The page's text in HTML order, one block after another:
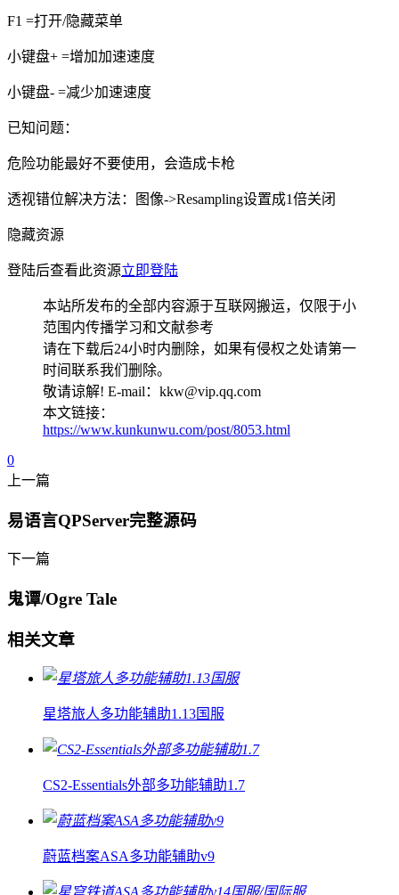
F1 =打开/隐藏菜单
小键盘+ =增加加速速度
小键盘- =减少加速速度
已知问题：
危险功能最好不要使用，会造成卡枪
透视错位解决方法：图像->Resampling设置成1倍关闭
隐藏资源
登陆后查看此资源立即登陆
本站所发布的全部内容源于互联网搬运，仅限于小
范围内传播学习和文献参考
请在下载后24小时内删除，如果有侵权之处请第一
时间联系我们删除。
敬请谅解! E-mail：kkw@vip.qq.com
本文链接：
https://www.kunkunwu.com/post/8053.html
0
上一篇
易语言QPServer完整源码
下一篇
鬼谭/Ogre Tale
相关文章
星塔旅人多功能辅助1.13国服
CS2-Essentials外部多功能辅助1.7
蔚蓝档案ASA多功能辅助v9